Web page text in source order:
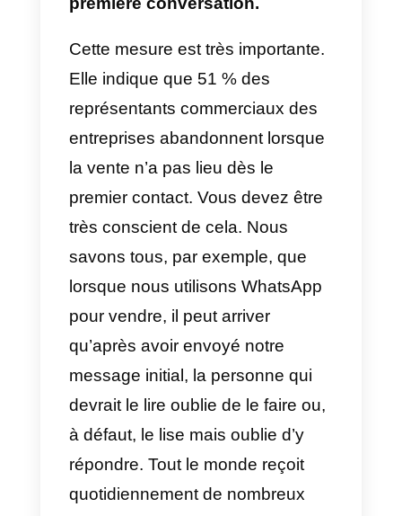
Quelles sont les 12
principales statistiques de
suivi des ventes pour
2022?
Dans cet article, nous allons
partager avec vous les 12
meilleures statistiques
spécifiques. Grâce à elle, vous